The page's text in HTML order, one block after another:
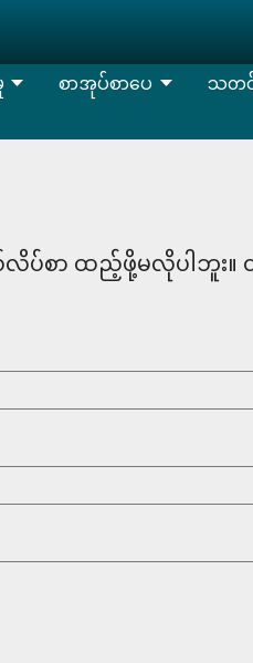
စာအုပ်စာပေ သတ
လိပ်စာ ထည့်ဖို့မလိုပါဘူး